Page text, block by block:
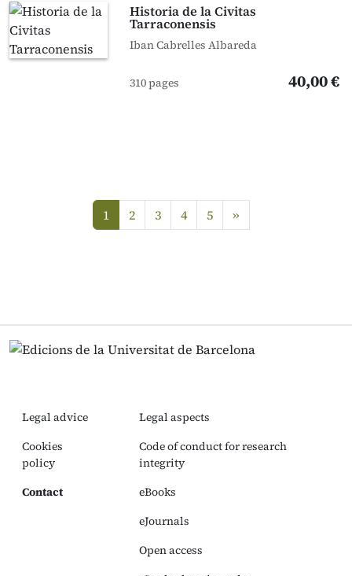
Historia de la Civitas
Tarraconensis
Iban Cabrelles Albareda
310 pages 40,00 €
1
2 3 4 5 »next
Legal advice
Cookies
policy
Contact
Legal aspects
Code of conduct for research
integrity
eBooks
eJournals
Open access